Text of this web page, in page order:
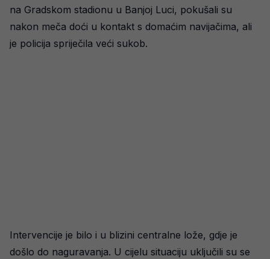
na Gradskom stadionu u Banjoj Luci, pokušali su
nakon meča doći u kontakt s domaćim navijačima, ali
je policija spriječila veći sukob.
Intervencije je bilo i u blizini centralne lože, gdje je
došlo do naguravanja. U cijelu situaciju uključili su se